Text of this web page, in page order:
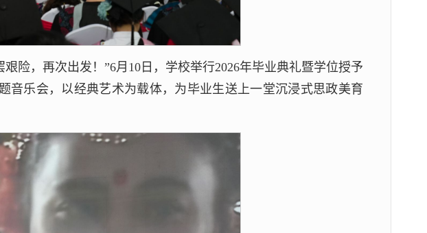
险，再次出发！”6月10日，学校举行2026年毕业典礼暨学位授予
音乐会，以经典艺术为载体，为毕业生送上一堂沉浸式思政美育